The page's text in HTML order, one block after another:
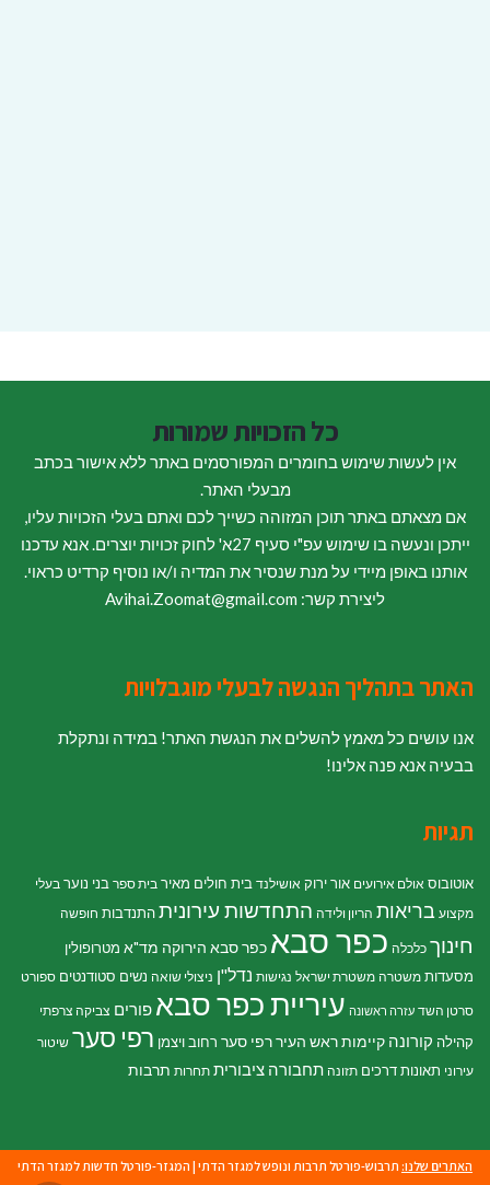
כל הזכויות שמורות
אין לעשות שימוש בחומרים המפורסמים באתר ללא אישור בכתב
מבעלי האתר.
אם מצאתם באתר תוכן המזוהה כשייך לכם ואתם בעלי הזכויות עליו,
ייתכן ונעשה בו שימוש עפ"י סעיף 27א' לחוק זכויות יוצרים. אנא עדכנו
אותנו באופן מיידי על מנת שנסיר את המדיה ו/או נוסיף קרדיט כראוי.
ליצירת קשר: Avihai.Zoomat@gmail.com
האתר בתהליך הנגשה לבעלי מוגבלויות
אנו עושים כל מאמץ להשלים את הנגשת האתר! במידה ונתקלת
בבעיה אנא פנה אלינו!
תגיות
אוטובוס אולם אירועים אור ירוק אושילנד בית חולים מאיר בית ספר בני נוער בעלי
מקצוע בריאות הריון ולידה התחדשות עירוניתהתנדבות חופשה
חינוך כלכלה כפר סבא כפר סבא הירוקה מד"א מטרופולין
מסעדות משטרה משטרת ישראל נגישות נדל"ן ניצולי שואה נשים סטודנטים ספורט
סרטן השד עזרה ראשונה עיריית כפר סבא פורים צביקה צרפתי
קהילה קורונה קיימותראש העיר רפי סער רחוב ויצמן רפי סער שיטור
עירוני תאונות דרכים תזונה תחבורה ציבורית תחרות תרבות
האתרים שלנו: תרבוש-פורטל תרבות ונופש למגזר הדתי | המגזר-פורטל חדשות למגזר הדתי